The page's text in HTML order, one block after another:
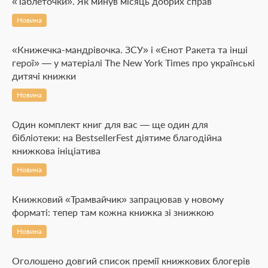
Новина
«Книжечка-мандрівочка. ЗСУ» і «Єнот Ракета та інші
герої» — у матеріалі The New York Times про українські
дитячі книжки
Новина
Один комплект книг для вас — ще один для
бібліотеки: на BestsellerFest діятиме благодійна
книжкова ініціатива
Новина
Книжковий «Трамвайчик» запрацював у новому
форматі: тепер там кожна книжка зі знижкою
Новина
Оголошено довгий список премії книжкових блогерів